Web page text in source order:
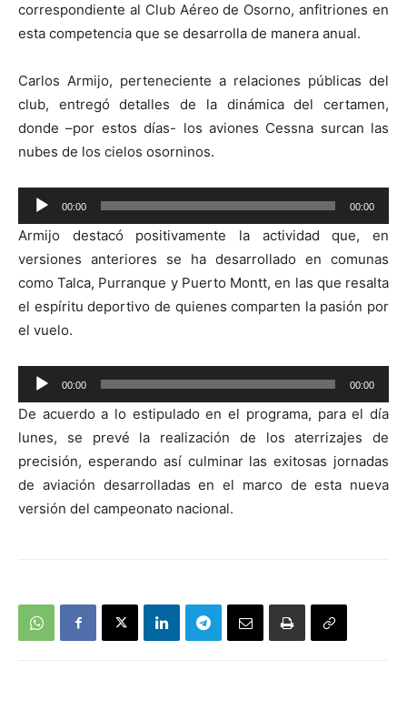
correspondiente al Club Aéreo de Osorno, anfitriones en
esta competencia que se desarrolla de manera anual.
Carlos Armijo, perteneciente a relaciones públicas del
club, entregó detalles de la dinámica del certamen,
donde –por estos días- los aviones Cessna surcan las
nubes de los cielos osorninos.
Reproductor
de
audio
00:00 00:00
Armijo destacó positivamente la actividad que, en
versiones anteriores se ha desarrollado en comunas
como Talca, Purranque y Puerto Montt, en las que resalta
el espíritu deportivo de quienes comparten la pasión por
el vuelo.
Reproductor
de
audio
00:00 00:00
De acuerdo a lo estipulado en el programa, para el día
lunes, se prevé la realización de los aterrizajes de
precisión, esperando así culminar las exitosas jornadas
de aviación desarrolladas en el marco de esta nueva
versión del campeonato nacional.